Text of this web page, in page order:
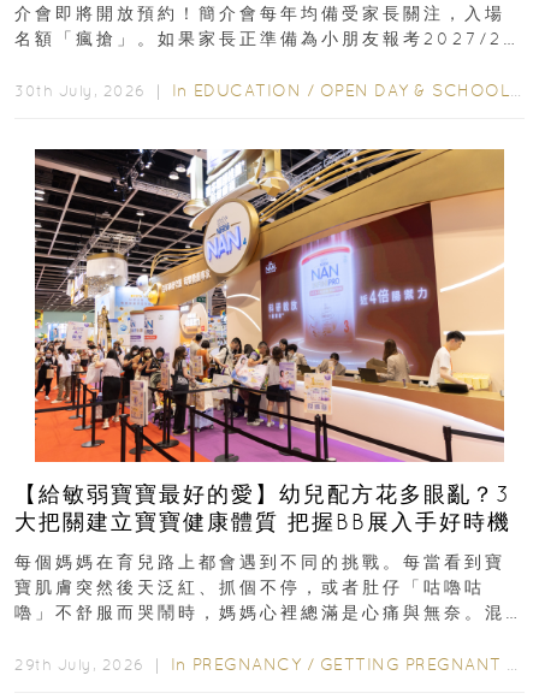
介會即將開放預約！簡介會每年均備受家長關注，入場
名額「瘋搶」。如果家長正準備為小朋友報考2027/28
30th July, 2026 ｜ In EDUCATION / OPEN DAY & SCHOOL EVENTS
【給敏弱寶寶最好的愛】幼兒配方花多眼亂？3
大把關建立寶寶健康體質 把握BB展入手好時機
每個媽媽在育兒路上都會遇到不同的挑戰。每當看到寶
寶肌膚突然後天泛紅、抓個不停，或者肚仔「咕嚕咕
嚕」不舒服而哭鬧時，媽媽心裡總滿是心痛與無奈。混
29th July, 2026 ｜ In PREGNANCY / GETTING PREGNANT